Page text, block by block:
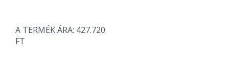
A TERMÉK ÁRA: 427.720
FT